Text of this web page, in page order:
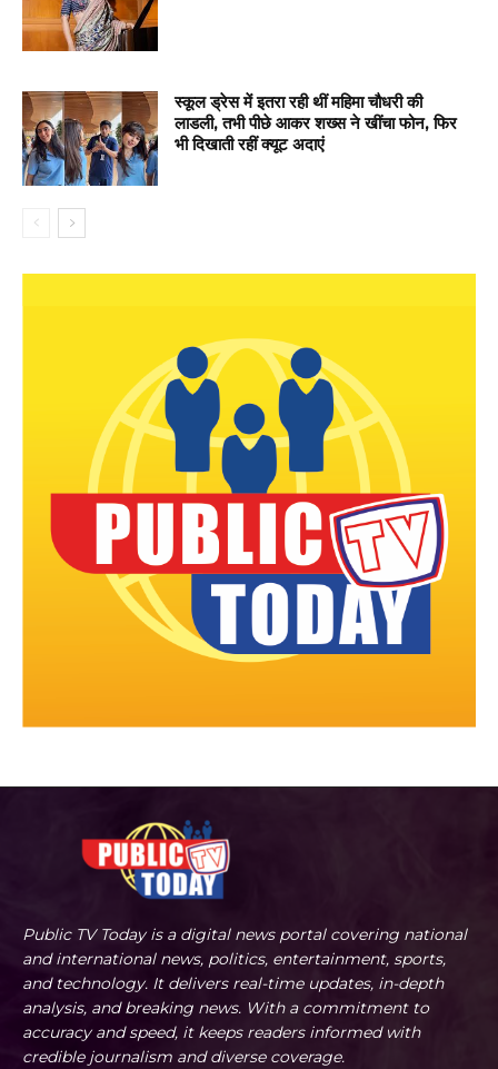
स्कूल ड्रेस में इतरा रही थीं महिमा चौधरी की
लाडली, तभी पीछे आकर शख्स ने खींचा फोन, फिर
भी दिखाती रहीं क्यूट अदाएं
Public TV Today is a digital news portal covering national
and international news, politics, entertainment, sports,
and technology. It delivers real-time updates, in-depth
analysis, and breaking news. With a commitment to
accuracy and speed, it keeps readers informed with
credible journalism and diverse coverage.